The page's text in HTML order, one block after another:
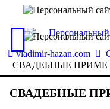
vladimir-hazan.com
СВАДЕБНЫЕ
СВАДЕБНЫЕ